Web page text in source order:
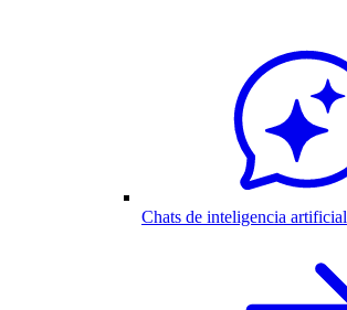
Chats de inteligencia artificial